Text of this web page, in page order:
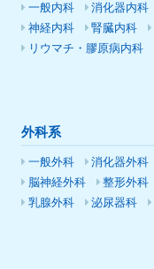
一般内科 消化器内科
神経内科
腎臓内科
リウマチ・膠原病内科
外科系
一般外科 消化器外科
脳神経外科
整形外科
乳腺外科
泌尿器科